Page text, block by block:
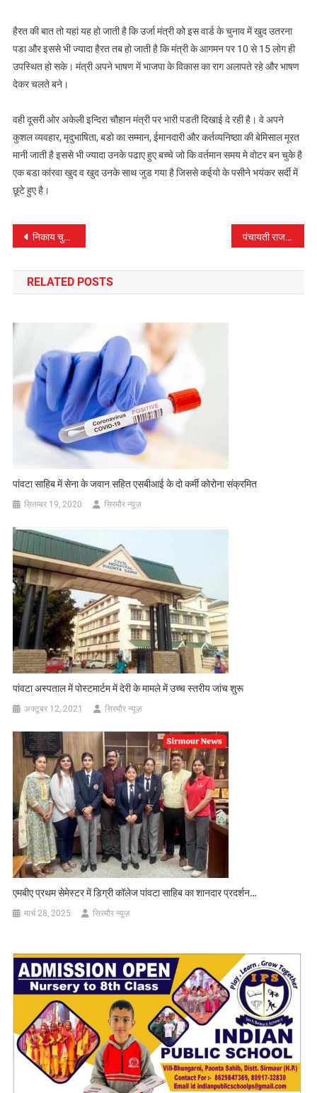
हैरत की बात तो यहां यह हो जाती है कि उर्जा मंत्री को इस वार्ड के चुनाव में खुद उतरना
पडा और इससे भी ज्यादा हैरत तब हो जाती है कि मंत्री के आगमन पर 10 से 15 लोग ही
उपस्थित हो सके। मंत्री अपने भाषण में भाजपा के विकास का राग अलापते रहे और भाषण
देकर चलते बने।
वही दूसरी ओर अकेली इन्दिरा चौहान मंत्री पर भारी पडती दिखाई दे रही है। वे अपने
कुशल व्यवहार, मृदुभाषिता, बडो का सम्मान, ईमानदारी और कर्तव्यनिष्ठाा की बेमिसाल मूरत
मानी जाती है इससे भी ज्यादा उनके पढाए हुए बच्चे जो कि वर्तमान समय मे वोटर बन चुके है
एक बडा कांरवा खुद व खुद उनके साथ जुड गया है जिससे कईयो के पसीने भयंकर सर्दी में
छूटे हुए है।
पोस्ट
नेविगेशन
निकाय चुनाव:- नगर परिषद नाहन से 36 व पांवटा से 39 दावेदार पंचायती राज चुनावों को लेकर आज से प्रत्याशी ठोकेंगे चुनावी ताल
RELATED POSTS
पांवटा साहिब में सेना के जवान सहित एसबीआई के दो कर्मी कोरोना संक्रमित
सितम्बर 19, 2020 सिरमौर न्यूज़
पांवटा अस्पताल में पोस्टमार्टम में देरी के मामले में उच्च स्तरीय जांच शुरू
अक्टूबर 12, 2021 सिरमौर न्यूज़
एमबीए प्रथम सेमेस्टर में डिग्री कॉलेज पांवटा साहिब का शानदार प्रदर्शन…
मार्च 28, 2025 सिरमौर न्यूज़